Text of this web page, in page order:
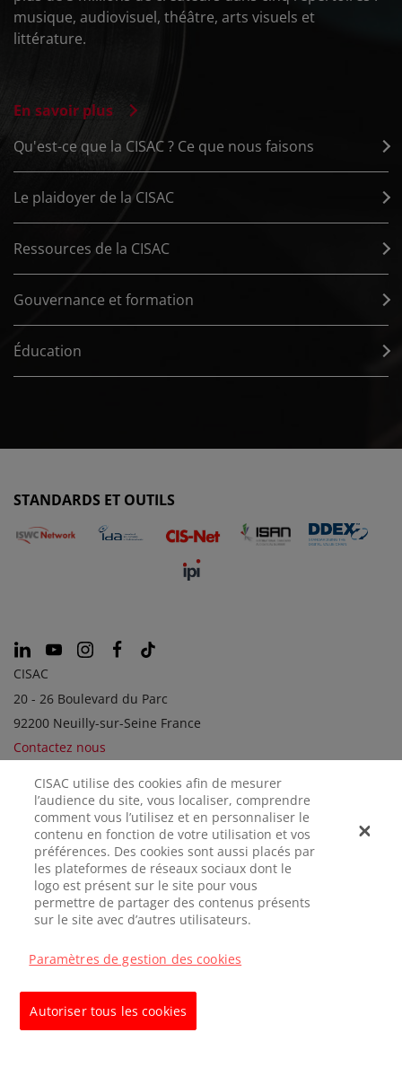
musique, audiovisuel, théâtre, arts visuels et
littérature.
En savoir plus
Qu'est-ce que la CISAC ? Ce que nous faisons
Le plaidoyer de la CISAC
Ressources de la CISAC
Gouvernance et formation
Éducation
STANDARDS ET OUTILS
CISAC
20 - 26 Boulevard du Parc
92200 Neuilly-sur-Seine France
Contactez nous
SOCIÉTÉS SOEURS
MENTIONS
LÉGALES
CONFIDENTIALITÉ
CISAC utilise des cookies afin de mesurer
l’audience du site, vous localiser, comprendre
comment vous l’utilisez et en personnaliser le
contenu en fonction de votre utilisation et vos
préférences. Des cookies sont aussi placés par
les plateformes de réseaux sociaux dont le
logo est présent sur le site pour vous
permettre de partager des contenus présents
sur le site avec d’autres utilisateurs.
Paramètres de gestion des cookies
Autoriser tous les cookies